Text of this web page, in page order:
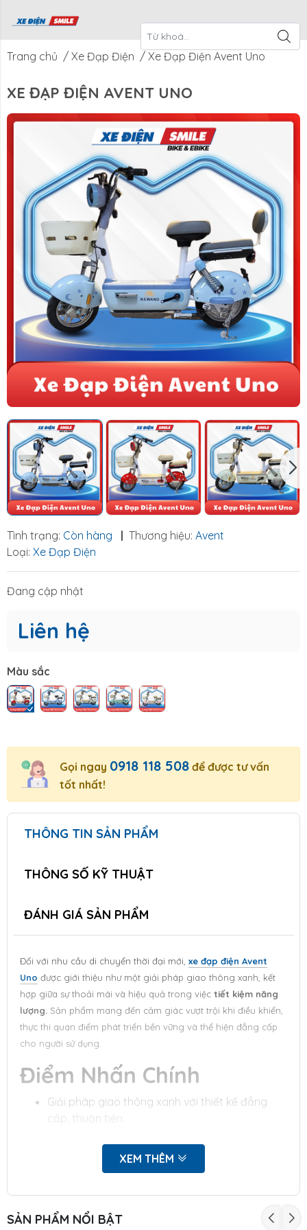
Xe Điện
Smile
CTKM Tháng
Trang chủ / Xe Đạp Điện / Xe Đạp Điện Avent Uno
XE ĐẠP ĐIỆN AVENT UNO
Tình trạng: Còn hàng | Thương hiệu: Avent
Loại: Xe Đạp Điện
Đang cập nhật
Liên hệ
Màu sắc
Gọi ngay 0918 118 508 để được tư vấn
tốt nhất!
THÔNG TIN SẢN PHẨM
THÔNG SỐ KỸ THUẬT
ĐÁNH GIÁ SẢN PHẨM
Đối với nhu cầu di chuyển thời đại mới, xe đạp điện Avent
Uno được giới thiệu như một giải pháp giao thông xanh, kết
hợp giữa sự thoải mái và hiệu quả trong việc tiết kiệm năng
lượng. Sản phẩm mang đến cảm giác vượt trội khi điều khiển,
thực thi quan điểm phát triển bền vững và thể hiện đẳng cấp
cho người sử dụng.
Điểm Nhấn Chính
Giải pháp giao thông xanh với thiết kế đẳng
cấp, thuận tiện.
Tiết kiệm năng lượng và góp phần
tính năng thông minh, vận hành êm ái.
Thiết kế sang trọng, tinh tế, thể hiện cá tính cho
XEM THÊM
SẢN PHẨM NỔI BẬT